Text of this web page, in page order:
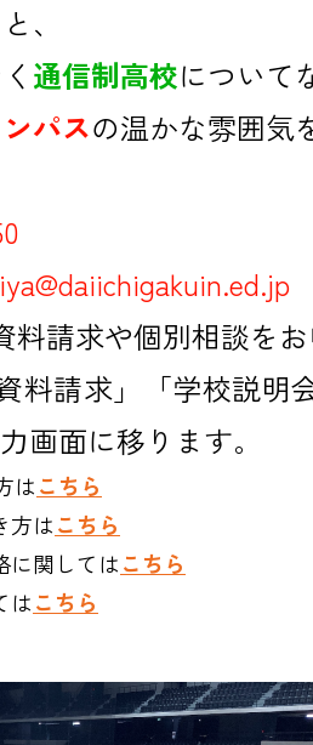
、
通信制高校について
パスの温かな雰囲気
求や個別相談をお
請求」「学校説明会
画面に移ります。
はこちら
方はこちら
に関してはこちら
はこちら